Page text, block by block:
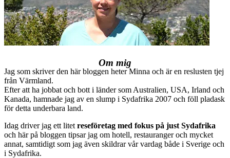
Om mig
Jag som skriver den här bloggen heter Minna och är en reslusten tjej
från Värmland.
Efter att ha jobbat och bott i länder som Australien, USA, Irland och
Kanada, hamnade jag av en slump i Sydafrika 2007 och föll pladask
för detta underbara land.
Idag driver jag ett litet reseföretag med fokus på just Sydafrika
och här på bloggen tipsar jag om hotell, restauranger och mycket
annat, samtidigt som jag även skildrar vår vardag både i Sverige och
i Sydafrika.